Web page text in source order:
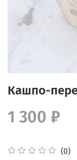
Кашпо-
(0)
1 300 ₽